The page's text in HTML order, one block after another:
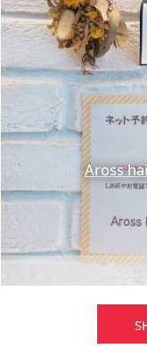
Aross